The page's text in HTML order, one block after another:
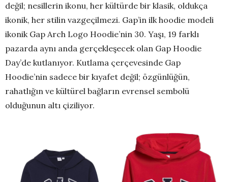
değil; nesillerin ikonu, her kültürde bir klasik, oldukça
ikonik, her stilin vazgeçilmezi. Gap’in ilk hoodie modeli
ikonik Gap Arch Logo Hoodie’nin 30. Yaşı, 19 farklı
pazarda aynı anda gerçekleşecek olan Gap Hoodie
Day’de kutlanıyor. Kutlama çerçevesinde Gap
Hoodie’nin sadece bir kıyafet değil; özgünlüğün,
rahatlığın ve kültürel bağların evrensel sembolü
olduğunun altı çiziliyor.